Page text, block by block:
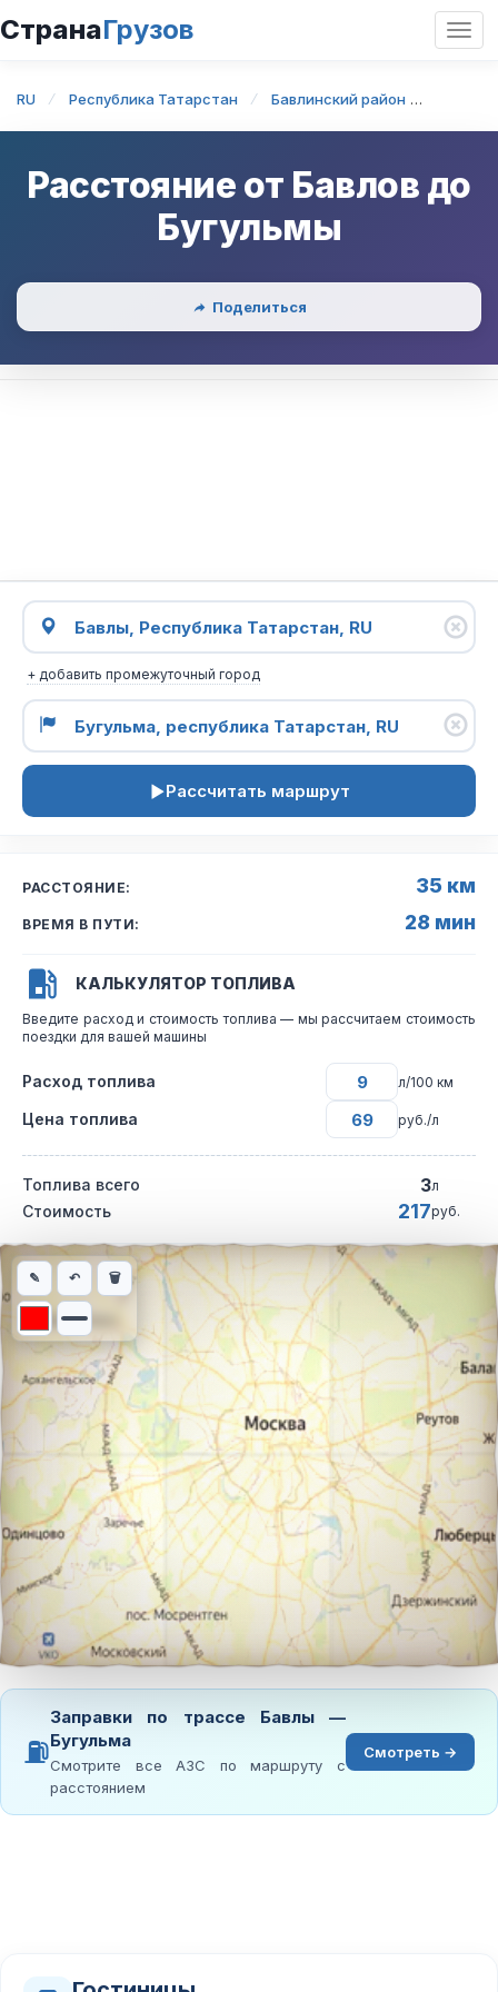
СтранаГрузов
RU Республика Татарстан Бавлинский район
Расстояние от Бавлов до
Бугульмы
Поделиться
+ добавить промежуточный город
Рассчитать маршрут
РАССТОЯНИЕ: 35 км
ВРЕМЯ В ПУТИ: 28 мин
КАЛЬКУЛЯТОР ТОПЛИВА
Введите расход и стоимость топлива — мы рассчитаем стоимость
поездки для вашей машины
Расход топлива л/100 км
Цена топлива руб./л
Топлива всего 3л
Стоимость 217руб.
Интерактивная карта автомобильного маршрута из города
✎ ↶ 🗑
⛽
Заправки по трассе Бавлы —
Бугульма
Смотрите все АЗС по маршруту с
расстоянием
Смотреть →